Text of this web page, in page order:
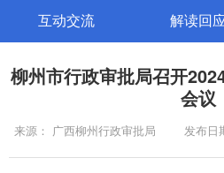
互动交流
解读回
柳州市行政审批局召开
会议
来源： 广西柳州行政审批局 发布日